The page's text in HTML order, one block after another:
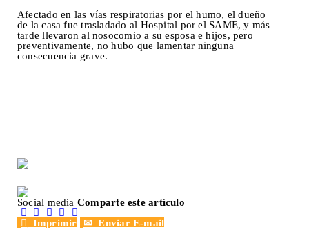
Afectado en las vías respiratorias por el humo, el dueño
de la casa fue trasladado al Hospital por el SAME, y más
tarde llevaron al nosocomio a su esposa e hijos, pero
preventivamente, no hubo que lamentar ninguna
consecuencia grave.
Social media Comparte este artículo

  


Imprimir ✉Enviar E-mail